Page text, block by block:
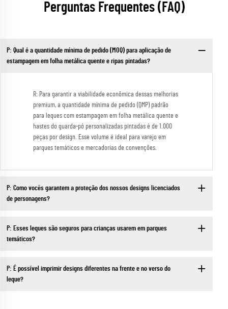
Perguntas Frequentes (FAQ)
P: Qual é a quantidade mínima de pedido (MOQ) para aplicação de
estampagem em folha metálica quente e ripas pintadas?
R: Para garantir a viabilidade econômica dessas melhorias
premium, a quantidade mínima de pedido (QMP) padrão
para leques com estampagem em folha metálica quente e
hastes do guarda-pó personalizadas pintadas é de 1.000
peças por design. Esse volume é ideal para varejo em
parques temáticos e mercadorias de convenções.
P: Como vocês garantem a proteção dos nossos designs licenciados
de personagens?
P: Esses leques são seguros para crianças usarem em parques
temáticos?
P: É possível imprimir designs diferentes na frente e no verso do
leque?